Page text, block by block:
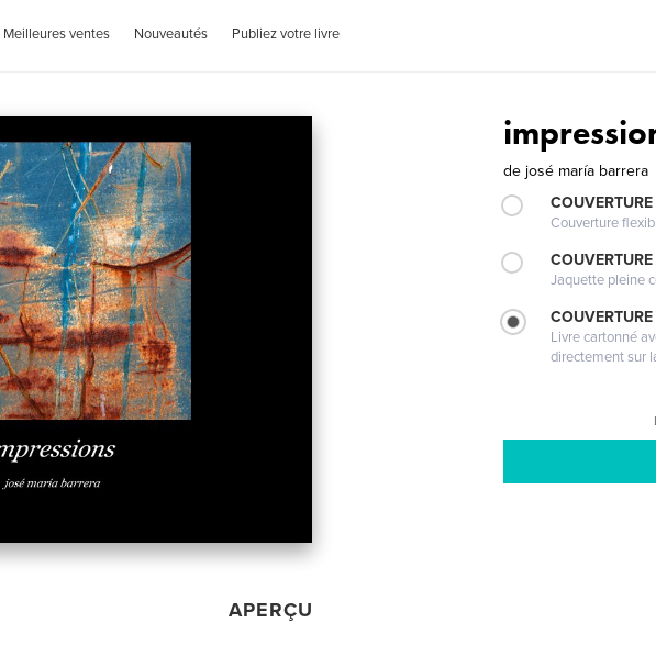
Meilleures ventes Nouveautés Publiez votre livre
APERÇU
de josé maría barrera
Couverture
Jaquette pleine
Livre cartonné
directement sur